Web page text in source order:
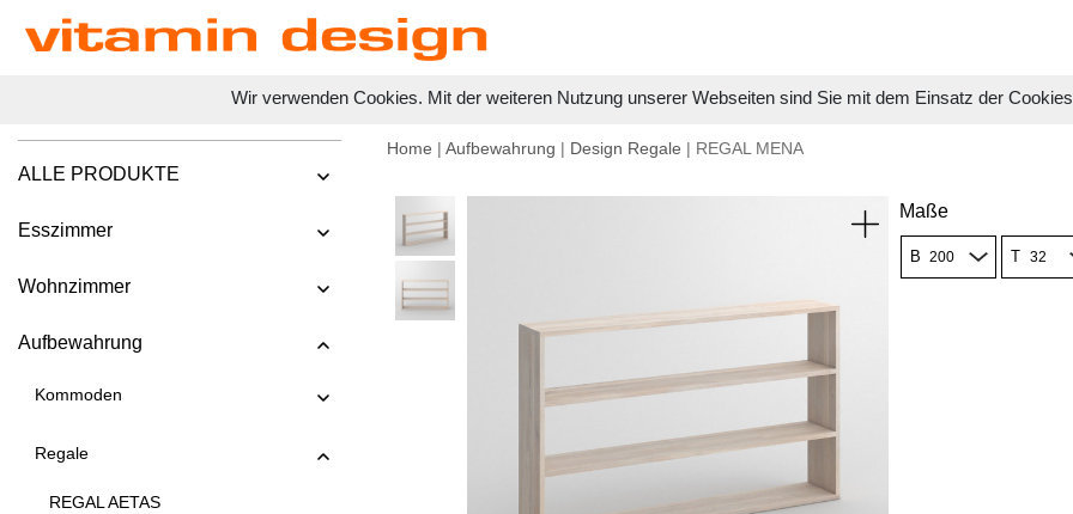
Wir verwenden Cookies. Mit der weiteren Nutzung unserer Webseiten sind Sie mit dem Einsatz der
ALLE PRODUKTE
Esszimmer
Wohnzimmer
Aufbewahrung
Kommoden
Regale
REGAL AETAS
Home | Aufbewahrung | Design Regale | REGAL MENA
Maße
B T